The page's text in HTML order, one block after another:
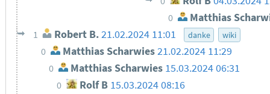
0 Matthias
1 Robert B.21.02.2024 11:01 danke wiki
0 Matthias Scharwies 21.02.2024 11:29
0 Matthias Scharwies 15.03.2024 06:31
0 Rolf B 15.03.2024 08:16